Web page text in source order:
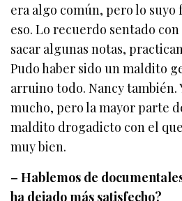
era algo común, pero lo suyo
eso. Lo recuerdo sentado
sacar algunas notas,
Pudo haber sido un maldito
arruino todo. Nancy también.
mucho, pero la mayor parte
maldito drogadicto con el
muy bien.
– Hablemos de
ha dejado más satisfecho?